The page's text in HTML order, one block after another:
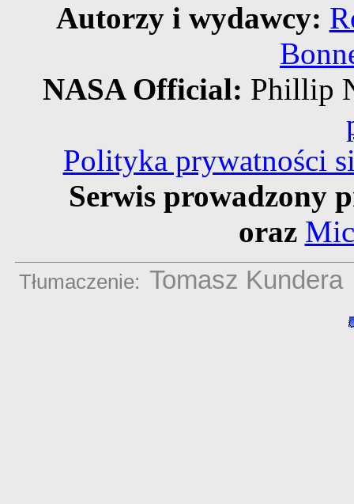
Autorzy i wydawcy:
NASA Official: Phillip
Polityka prywatności
Serwis prowadzony
oraz
Tłumaczenie: Tomasz Kundera